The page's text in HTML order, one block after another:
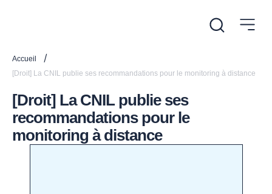
Accueil /
[Droit] La CNIL publie ses recommandations pour le monitoring à distance
[Droit] La CNIL publie ses
recommandations pour le
monitoring à distance